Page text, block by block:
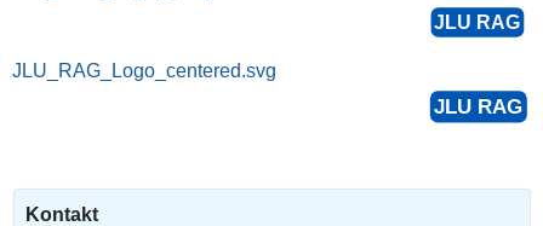
JLU_RAG_Logo_centered.svg
Kontakt